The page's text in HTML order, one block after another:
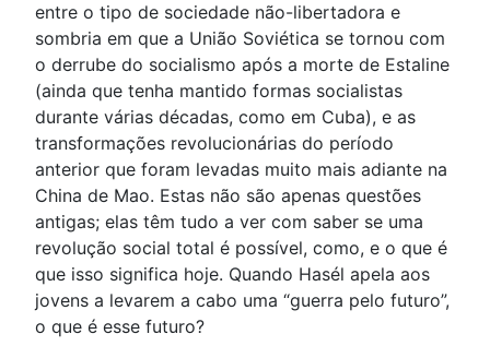
entre o tipo de sociedade não-libertadora e
sombria em que a União Soviética se tornou com
o derrube do socialismo após a morte de Estaline
(ainda que tenha mantido formas socialistas
durante várias décadas, como em Cuba), e as
transformações revolucionárias do período
anterior que foram levadas muito mais adiante na
China de Mao. Estas não são apenas questões
antigas; elas têm tudo a ver com saber se uma
revolução social total é possível, como, e o que é
que isso significa hoje. Quando Hasél apela aos
jovens a levarem a cabo uma “guerra pelo futuro”,
o que é esse futuro?